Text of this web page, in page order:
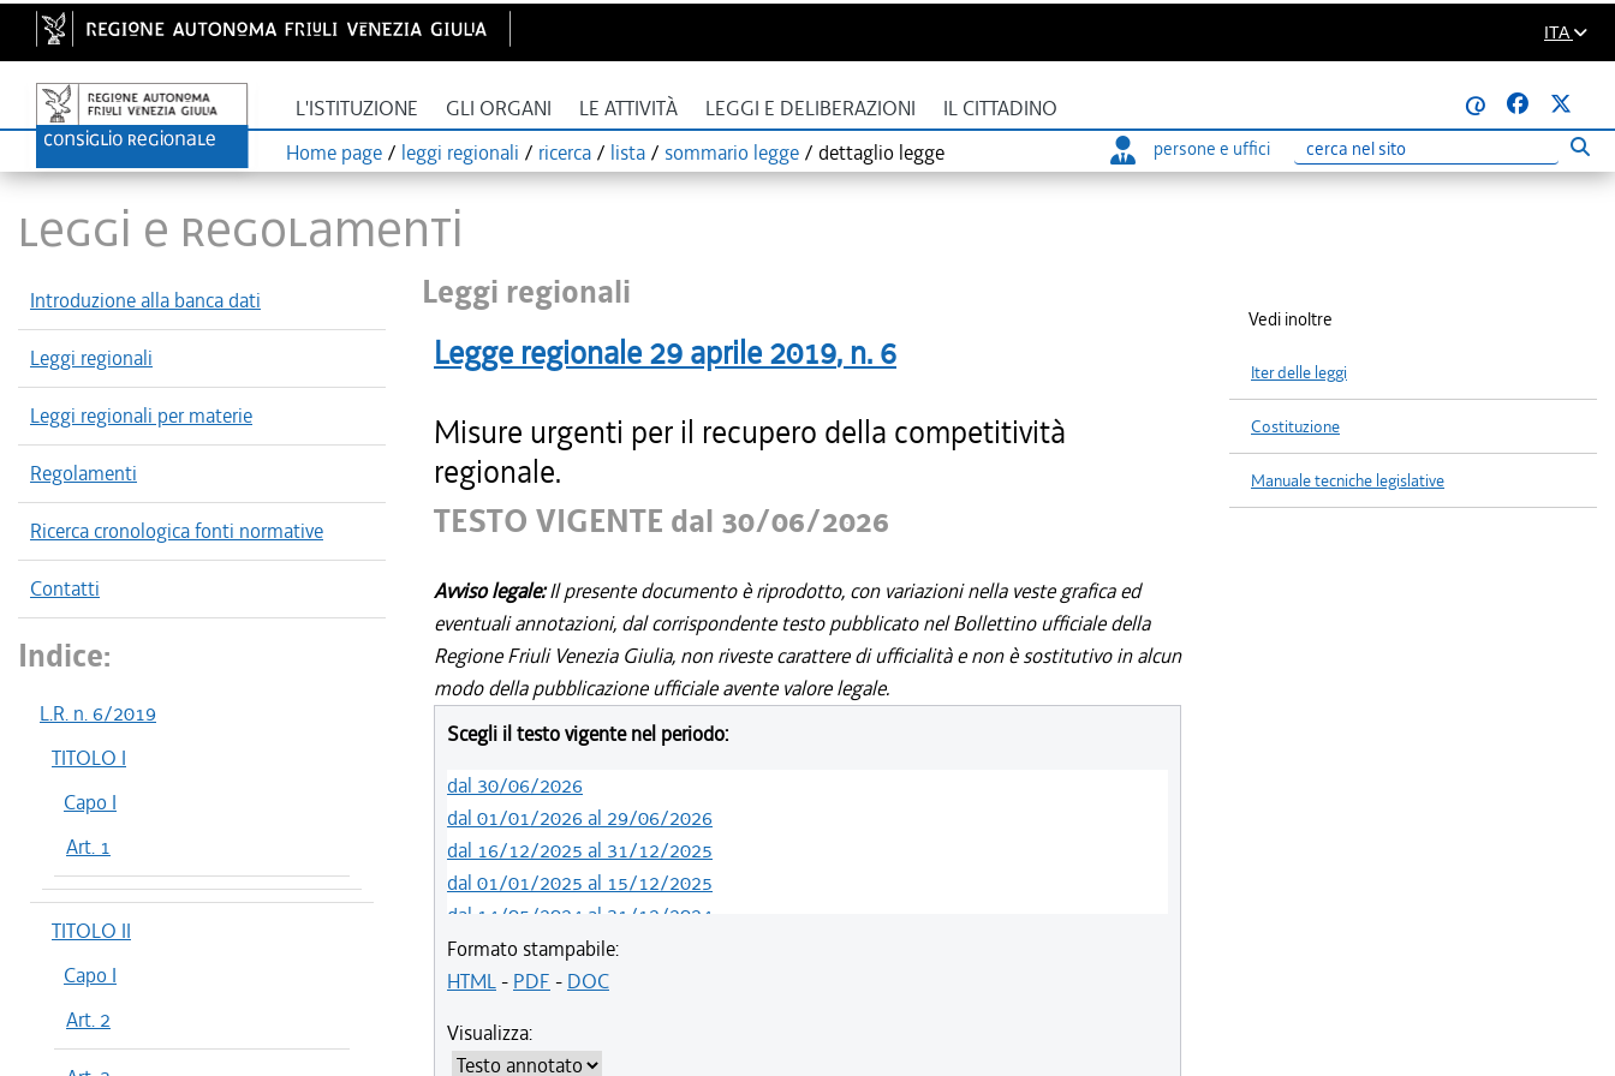
ITA
L'ISTITUZIONE GLI ORGANI LE ATTIVITÀ LEGGI E DELIBERAZIONI IL CITTADINO
@
Home page / leggi regionali / ricerca / lista / sommario legge / dettaglio legge persone e uffici
Ricerca
LEGGI E REGOLAMENTI
Introduzione alla banca dati
Leggi regionali
Leggi regionali per materie
Regolamenti
Ricerca cronologica fonti normative
Contatti
Indice:
L.R. n. 6/2019
TITOLO I
Capo I
Art. 1
TITOLO II
Capo I
Art. 2
Leggi regionali
Legge regionale 29 aprile 2019, n. 6
Misure urgenti per il recupero della competitività
regionale.
TESTO VIGENTE dal 30/06/2026
Avviso legale:Il presente documento è riprodotto, con variazioni nella veste grafica ed
eventuali annotazioni, dal corrispondente testo pubblicato nel Bollettino ufficiale della
Regione Friuli Venezia Giulia, non riveste carattere di ufficialità e non è sostitutivo in alcun
modo della pubblicazione ufficiale avente valore legale.
Scegli il testo vigente nel periodo:
dal 30/06/2026
dal 01/01/2026 al 29/06/2026
dal 16/12/2025 al 31/12/2025
dal 01/01/2025 al 15/12/2025
dal 14/05/2024 al 31/12/2024
dal 12/08/2023 al 13/05/2024
dal 05/08/2022 al 11/08/2023
dal 12/08/2021 al 05/11/2021
Formato stampabile:
HTML- PDF - DOC
Visualizza:
Vedi inoltre
Iter delle leggi
Costituzione
Manuale tecniche legislative